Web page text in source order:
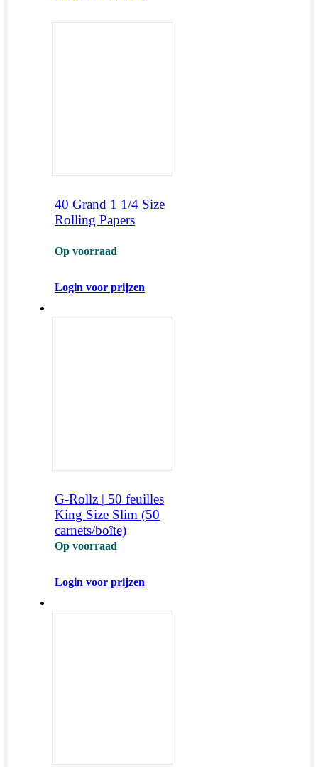
40 Grand 1 1/4 Size
Rolling Papers
Op voorraad
Login voor prijzen
G-Rollz | 50 feuilles
King Size Slim (50
carnets/boîte)
Op voorraad
Login voor prijzen